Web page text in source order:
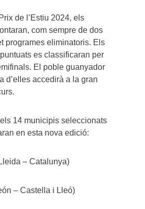
de l’Estiu 2024, els
com sempre de dos
programes eliminatoris. Els
es classificaran per
El poble guanyador
d’elles accedirà a la gran
14 municipis seleccionats
en esta nova edició:
– Catalunya)
– Castella i Lleó)